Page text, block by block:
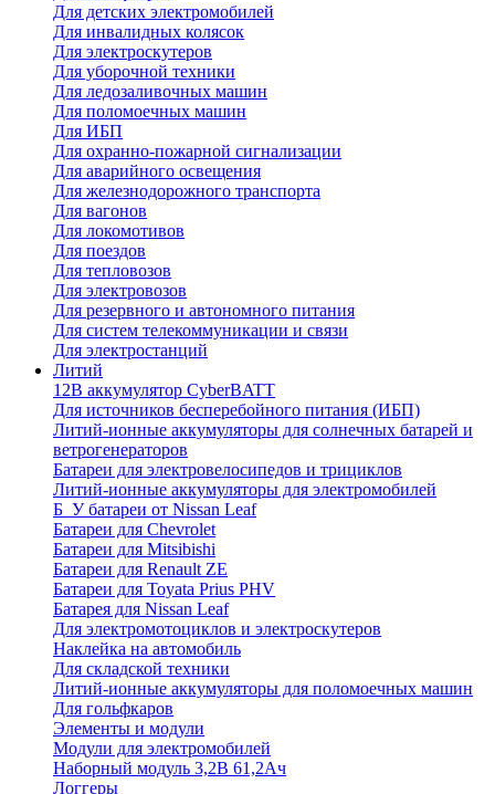
Для детских электромобилей
Для инвалидных колясок
Для электроскутеров
Для уборочной техники
Для ледозаливочных машин
Для поломоечных машин
Для ИБП
Для охранно-пожарной сигнализации
Для аварийного освещения
Для железнодорожного транспорта
Для вагонов
Для локомотивов
Для поездов
Для тепловозов
Для электровозов
Для резервного и автономного питания
Для систем телекоммуникации и связи
Для электростанций
Литий
12В аккумулятор CyberBATT
Для источников бесперебойного питания (ИБП)
Литий-ионные аккумуляторы для солнечных батарей и
ветрогенераторов
Батареи для электровелосипедов и трициклов
Литий-ионные аккумуляторы для электромобилей
Б_У батареи от Nissan Leaf
Батареи для Chevrolet
Батареи для Mitsibishi
Батареи для Renault ZE
Батареи для Toyata Prius PHV
Батарея для Nissan Leaf
Для электромотоциклов и электроскутеров
Наклейка на автомобиль
Для складской техники
Литий-ионные аккумуляторы для поломоечных машин
Для гольфкаров
Элементы и модули
Модули для электромобилей
Наборный модуль 3,2В 61,2Ач
Логгеры